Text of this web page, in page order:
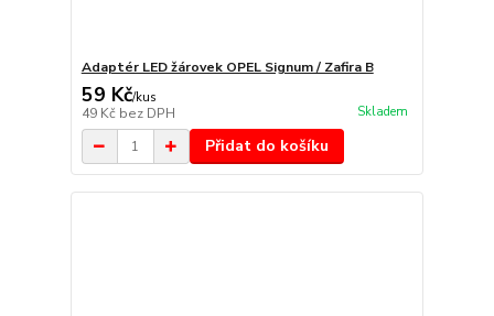
Adaptér LED žárovek OPEL Signum / Zafira B
59 Kč/kus
49 Kč bez DPH Skladem
Přidat do košíku